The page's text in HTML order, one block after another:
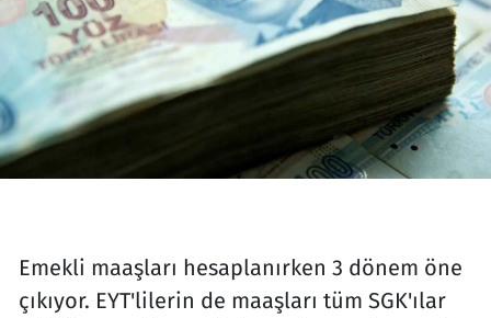
Emekli maaşları hesaplanırken 3 dönem öne
çıkıyor. EYT'lilerin de maaşları tüm SGK'ılar